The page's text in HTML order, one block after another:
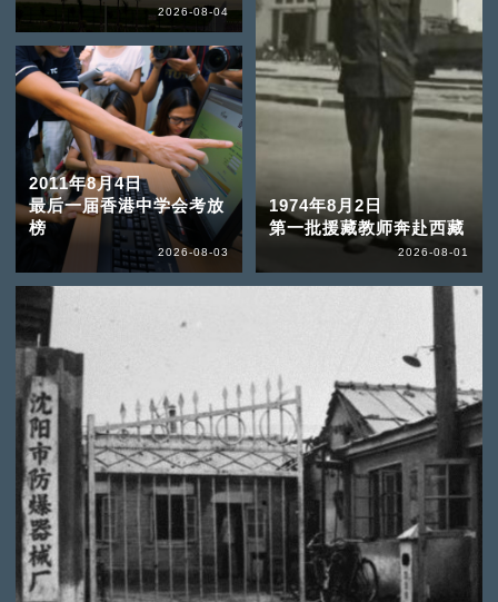
2026-08-04
2011年8月4日
最后一届香港中学会考放
榜
2026-08-03
1974年8月2日
第一批援藏教师奔赴西藏
2026-08-01